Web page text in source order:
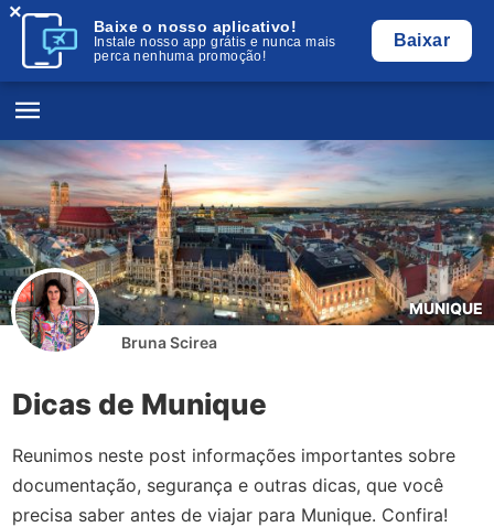
Baixe o nosso aplicativo!
Instale nosso app grátis e nunca mais
perca nenhuma promoção!
Baixar
×
MUNIQUE
Bruna Scirea
Dicas de Munique
Reunimos neste post informações importantes sobre
documentação, segurança e outras dicas, que você
precisa saber antes de viajar para Munique. Confira!